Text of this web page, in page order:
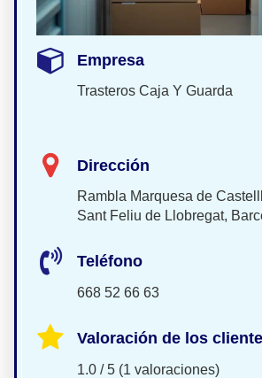
Empresa
Trasteros Caja Y Guarda
Dirección
Rambla Marquesa de
Sant Feliu de Llobregat,
Teléfono
668 52 66 63
Valoración de los
1.0 / 5 (1 valoraciones)